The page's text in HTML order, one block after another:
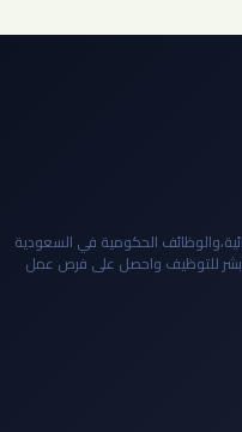
الحكومية في السعودية
للتوظيف واحصل على فرص عمل